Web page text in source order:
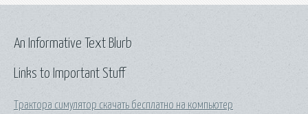
Links to Important Stuff
Трактора симулятор скачать бесплатно на компьютер
An Informative Text Blurb